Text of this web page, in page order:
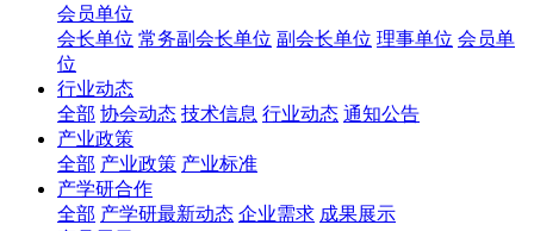
会员单位
会长单位 常务副会长单位 副会长单位 理事单位 会员单
位
行业动态
全部 协会动态 技术信息 行业动态 通知公告
产业政策
全部 产业政策 产业标准
产学研合作
全部 产学研最新动态 企业需求 成果展示